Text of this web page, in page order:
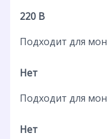
220 В
Подходит для
Нет
Подходит для
Нет